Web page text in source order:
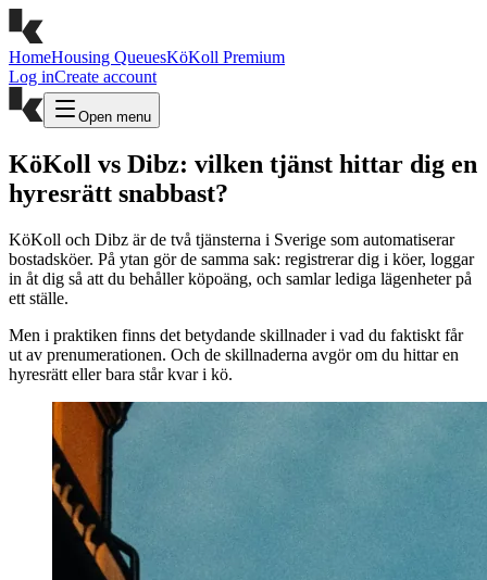
HomeHousing QueuesKöKoll Premium
Log inCreate account
Open menu
KöKoll vs Dibz: vilken tjänst hittar dig en
hyresrätt snabbast?
KöKoll och Dibz är de två tjänsterna i Sverige som automatiserar
bostadsköer. På ytan gör de samma sak: registrerar dig i köer, loggar
in åt dig så att du behåller köpoäng, och samlar lediga lägenheter på
ett ställe.
Men i praktiken finns det betydande skillnader i vad du faktiskt får
ut av prenumerationen. Och de skillnaderna avgör om du hittar en
hyresrätt eller bara står kvar i kö.